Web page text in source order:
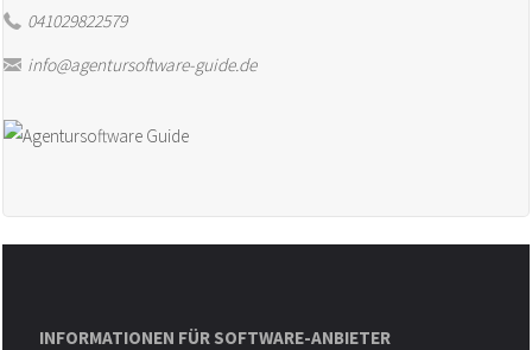
easyJOB
Release
041029822579
info@agentursoftware-guide.de
INFORMATIONEN FÜR SOFTWARE-ANBIETER